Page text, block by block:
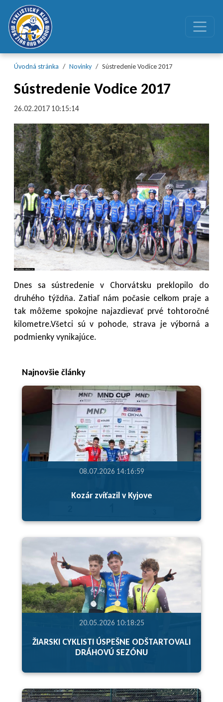
Preskočiť na obsah
Preskočiť na hlavné menu
Úvodná stránka Novinky Sústredenie Vodice 2017
Sústredenie Vodice 2017
26.02.2017 10:15:14
Dnes sa sústredenie v Chorvátsku preklopilo do
druhého týždňa. Zatiaľ nám počasie celkom praje a
tak môžeme spokojne najazdievať prvé tohtoročné
kilometre.Všetci sú v pohode, strava je výborná a
podmienky vynikajúce.
Najnovšie články
08.07.2026 14:16:59
Kozár zvíťazil v Kyjove
20.05.2026 10:18:25
ŽIARSKI CYKLISTI ÚSPEŠNE ODŠTARTOVALI
DRÁHOVÚ SEZÓNU